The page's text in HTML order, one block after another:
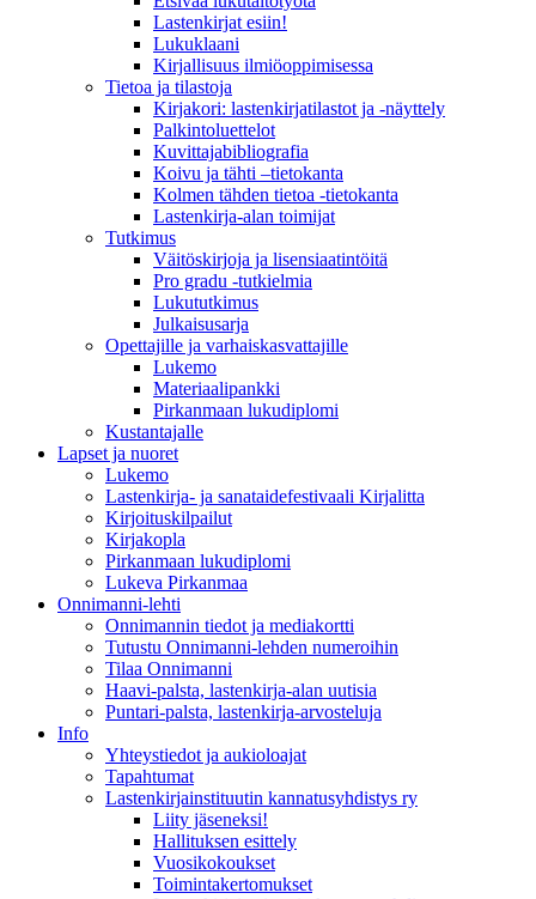
Lastenkirjat esiin!
Lukuklaani
Kirjallisuus ilmiöoppimisessa
Tietoa ja tilastoja
Kirjakori: lastenkirjatilastot ja -näyttely
Palkintoluettelot
Kuvittaja­bibliografia
Koivu ja tähti –tietokanta
Kolmen tähden tietoa -tietokanta
Lastenkirja-alan toimijat
Tutkimus
Väitöskirjoja ja lisensiaatintöitä
Pro gradu -tutkielmia
Lukututkimus
Julkaisusarja
Opettajille ja varhaiskasvattajille
Lukemo
Materiaalipankki
Pirkanmaan lukudiplomi
Kustantajalle
Lapset ja nuoret
Lukemo
Lastenkirja- ja sanataidefestivaali Kirjalitta
Kirjoituskilpailut
Kirjakopla
Pirkanmaan lukudiplomi
Lukeva Pirkanmaa
Onnimanni-lehti
Onnimannin tiedot ja mediakortti
Tutustu Onnimanni-lehden numeroihin
Tilaa Onnimanni
Haavi-palsta, lastenkirja-alan uutisia
Puntari-palsta, lastenkirja-arvosteluja
Info
Yhteystiedot ja aukioloajat
Tapahtumat
Lastenkirjainstituutin kannatusyhdistys ry
Liity jäseneksi!
Hallituksen esittely
Vuosikokoukset
Toimintakertomukset